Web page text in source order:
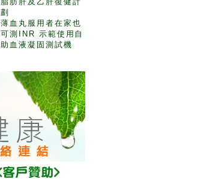
劃
薄血丸服用者在家也
可測INR 示範使用自
助血液凝固測試機